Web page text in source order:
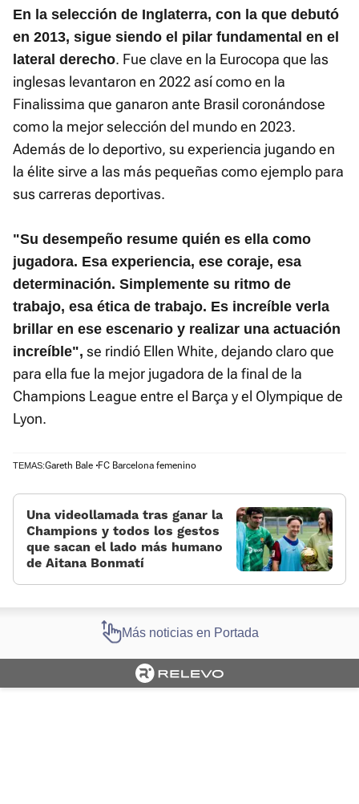
En la selección de Inglaterra, con la que debutó
en 2013, sigue siendo el pilar fundamental en el
lateral derecho. Fue clave en la Eurocopa que las
inglesas levantaron en 2022 así como en la
Finalissima que ganaron ante Brasil coronándose
como la mejor selección del mundo en 2023.
Además de lo deportivo, su experiencia jugando en
la élite sirve a las más pequeñas como ejemplo para
sus carreras deportivas.
"Su desempeño resume quién es ella como
jugadora. Esa experiencia, ese coraje, esa
determinación. Simplemente su ritmo de
trabajo, esa ética de trabajo. Es increíble verla
brillar en ese escenario y realizar una actuación
increíble", se rindió Ellen White, dejando claro que
para ella fue la mejor jugadora de la final de la
Champions League entre el Barça y el Olympique de
Lyon.
TEMAS:Gareth Bale FC Barcelona femenino
Una videollamada tras ganar la
Champions y todos los gestos
que sacan el lado más humano
de Aitana Bonmatí
Más noticias en Portada